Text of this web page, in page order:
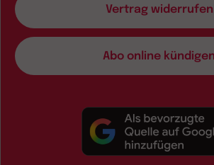
Vertrag widerrufen
Abo online kündigen